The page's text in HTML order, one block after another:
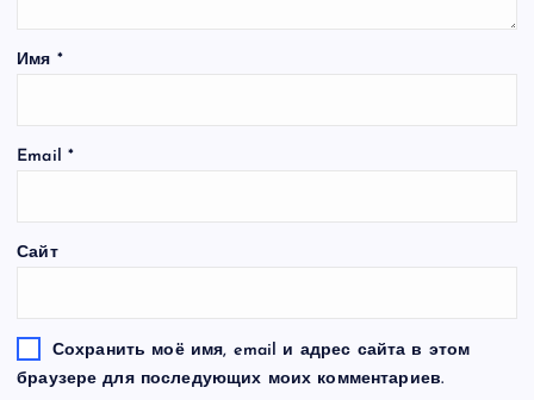
Имя *
Email *
Сайт
Сохранить моё имя, email и адрес сайта в этом
браузере для последующих моих комментариев.